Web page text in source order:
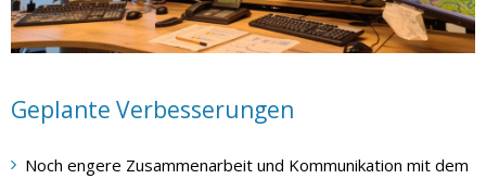
Geplante Verbesserungen
Noch engere Zusammenarbeit und Kommunikation mit dem